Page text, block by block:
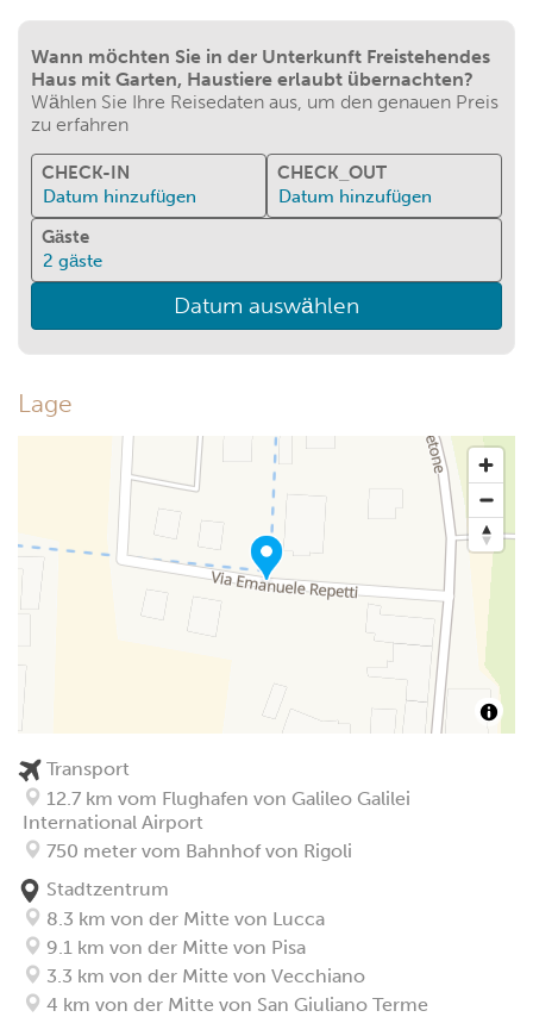
Wann möchten Sie in der Unterkunft Freistehendes
Haus mit Garten, Haustiere erlaubt übernachten?
Wählen Sie Ihre Reisedaten aus, um den genauen Preis
zu erfahren
CHECK-IN
Datum hinzufügen
CHECK_OUT
Datum hinzufügen
Gäste
2 gäste
Datum auswählen
Lage
Transport
12.7 km vom Flughafen von Galileo Galilei
International Airport
750 meter vom Bahnhof von Rigoli
Stadtzentrum
8.3 km von der Mitte von Lucca
9.1 km von der Mitte von Pisa
3.3 km von der Mitte von Vecchiano
4 km von der Mitte von San Giuliano Terme